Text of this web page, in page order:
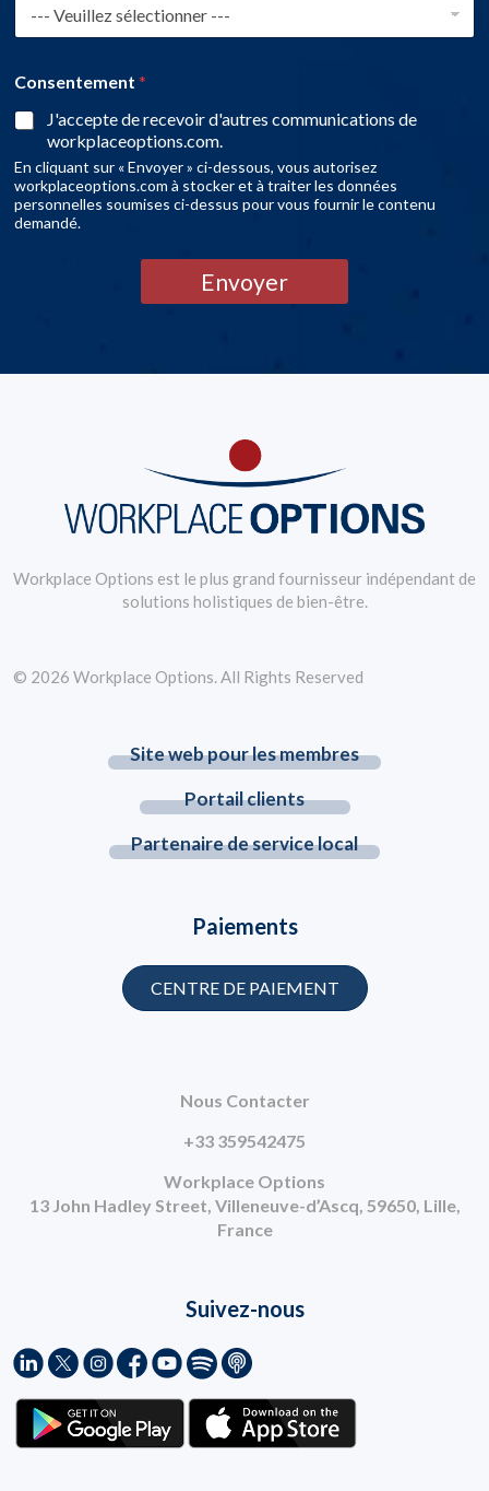
Consentement *
J'accepte de recevoir d'autres communications de
workplaceoptions.com.
En cliquant sur « Envoyer » ci-dessous, vous autorisez
workplaceoptions.com à stocker et à traiter les données
personnelles soumises ci-dessus pour vous fournir le contenu
demandé.
Envoyer
Workplace Options est le plus grand fournisseur indépendant de
solutions holistiques de bien-être.
Site web pour les membres
Portail clients
Partenaire de service local
Nous Contacter
+33 359542475
Workplace Options
13 John Hadley Street, Villeneuve-d’Ascq, 59650, Lille,
France
Paiements
CENTRE DE PAIEMENT
Suivez-nous
© 2026 Workplace Options. All Rights Reserved